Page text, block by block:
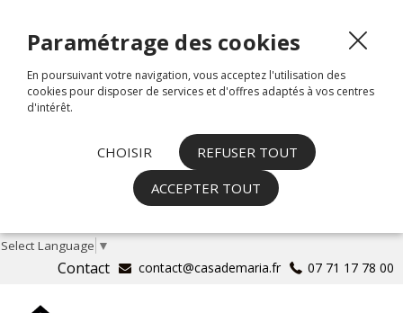
Select Language ▼
07 71 17 78 00
contact@casademaria.fr
Contact
Paramétrage des cookies
En poursuivant votre navigation, vous acceptez l'utilisation des
cookies pour disposer de services et d'offres adaptés à vos centres
d'intérêt.
CHOISIR
REFUSER TOUT
ACCEPTER TOUT